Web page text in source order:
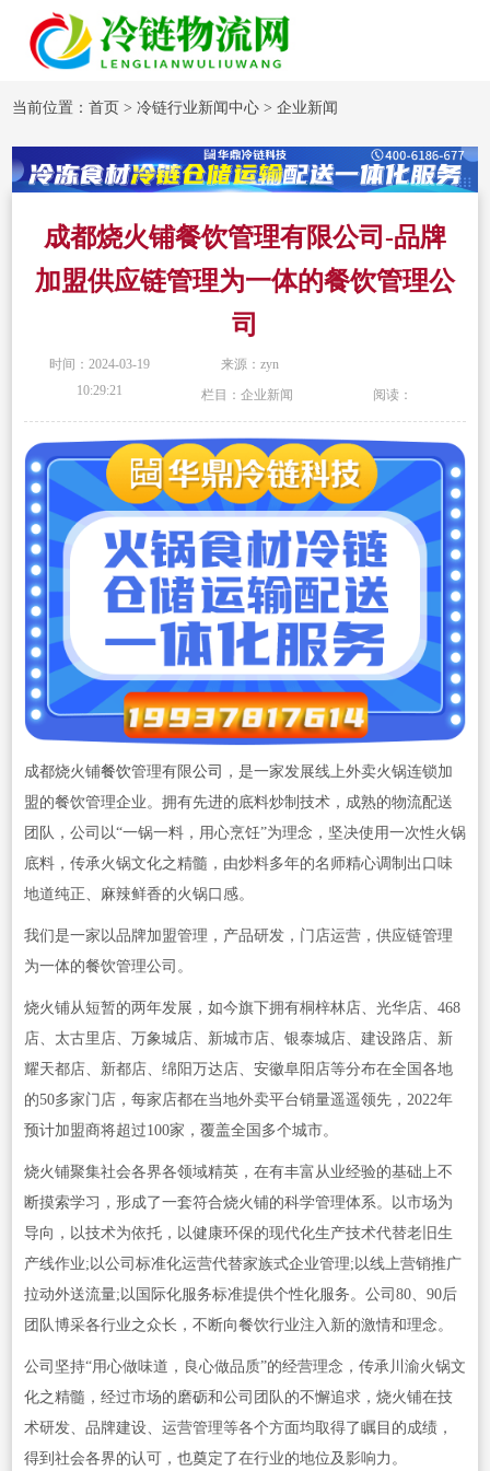
当前位置：首页 >冷链行业新闻中心 >企业新闻
成都烧火铺餐饮管理有限公司-品牌
加盟供应链管理为一体的餐饮管理公
司
时间：2024-03-19
10:29:21
来源：zyn
栏目：企业新闻 阅读：
成都烧火铺餐饮管理有限公司 ，是一家发展线上外卖火锅连锁加
盟的餐饮管理企业。拥有先进的底料炒制技术，成熟的物流配送
团队，公司以“一锅一料，用心烹饪”为理念，坚决使用一次性火锅
底料，传承火锅文化之精髓，由炒料多年的名师精心调制出口味
地道纯正、麻辣鲜香的火锅口感。
我们是一家以品牌加盟管理，产品研发，门店运营，供应链管理
为一体的餐饮管理公司。
烧火铺从短暂的两年发展，如今旗下拥有桐梓林店、光华店、468
店、太古里店、万象城店、新城市店、银泰城店、建设路店、新
耀天都店、新都店、绵阳万达店、安徽阜阳店等分布在全国各地
的50多家门店，每家店都在当地外卖平台销量遥遥领先，2022年
预计加盟商将超过100家，覆盖全国多个城市。
烧火铺聚集社会各界各领域精英，在有丰富从业经验的基础上不
断摸索学习，形成了一套符合烧火铺的科学管理体系。以市场为
导向，以技术为依托，以健康环保的现代化生产技术代替老旧生
产线作业;以公司标准化运营代替家族式企业管理;以线上营销推广
拉动外送流量;以国际化服务标准提供个性化服务。公司80、90后
团队博采各行业之众长，不断向餐饮行业注入新的激情和理念。
公司坚持“用心做味道，良心做品质”的经营理念，传承川渝火锅文
化之精髓，经过市场的磨砺和公司团队的不懈追求，烧火铺在技
术研发、品牌建设、运营管理等各个方面均取得了瞩目的成绩，
得到社会各界的认可，也奠定了在行业的地位及影响力。